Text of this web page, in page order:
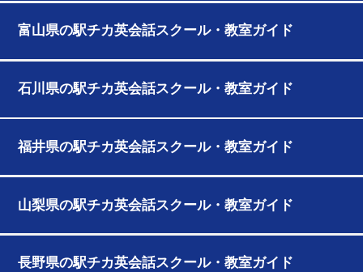
富山県の駅チカ英会話スクール・教室ガイド
石川県の駅チカ英会話スクール・教室ガイド
福井県の駅チカ英会話スクール・教室ガイド
山梨県の駅チカ英会話スクール・教室ガイド
長野県の駅チカ英会話スクール・教室ガイド